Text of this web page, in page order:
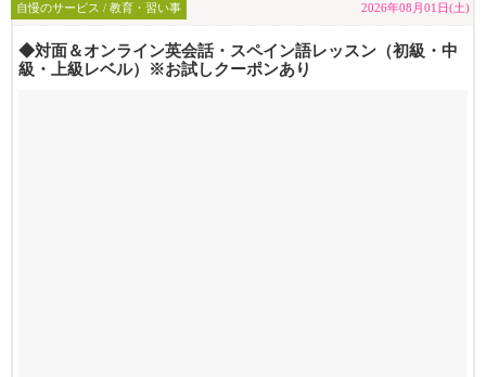
自慢のサービス / 教育・習い事 2026年08月01日(土)
◆対面＆オンライン英会話・スペイン語レッスン（初級・中
級・上級レベル）※お試しクーポンあり